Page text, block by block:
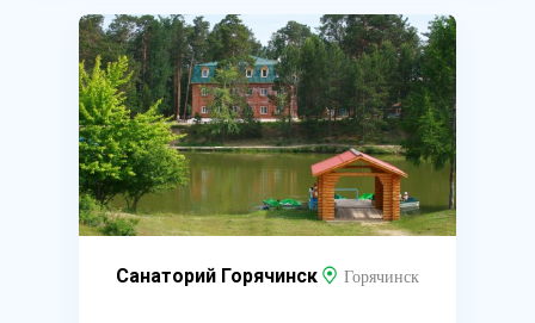
Санаторий Горячинск Горячинск